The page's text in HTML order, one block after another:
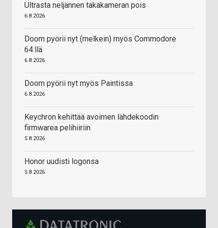
Ultrasta neljännen takakameran pois
6.8.2026
Doom pyörii nyt (melkein) myös Commodore
64:llä
6.8.2026
Doom pyörii nyt myös Paintissa
6.8.2026
Keychron kehittää avoimen lähdekoodin
firmwarea pelihiiriin
5.8.2026
Honor uudisti logonsa
5.8.2026